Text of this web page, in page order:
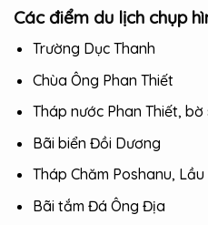
Các điểm du lịch chụp
Trường Dục Thanh
Chùa Ông Phan Thiết
Tháp nước Phan Thiết, bờ
Bãi biển Đồi Dương
Tháp Chăm Poshanu,
Bãi tắm Đá Ông Địa